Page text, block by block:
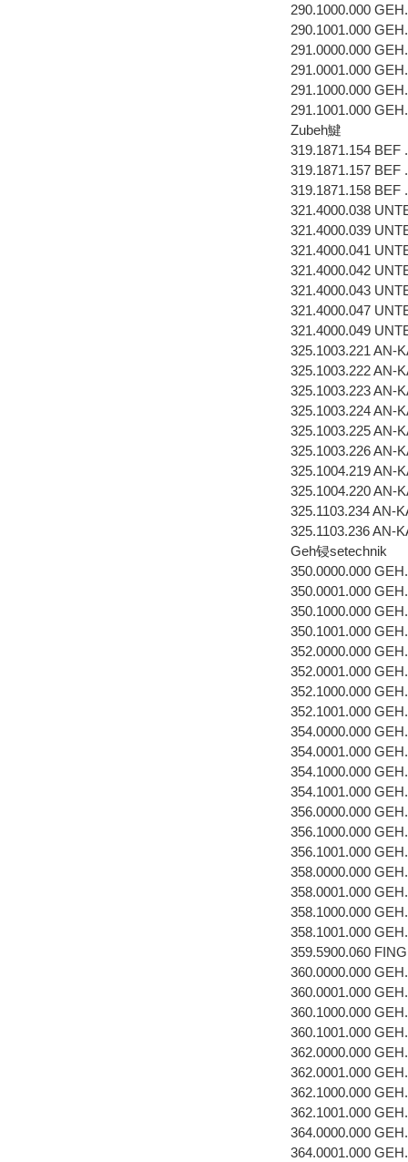
290.1000.000
290.1001.000
291.0000.000
291.0001.000
291.1000.000
291.1001.000
Zubeh鰎
319.1871.154
319.1871.157
319.1871.158
321.4000.038
321.4000.039
321.4000.041
321.4000.042
321.4000.043
321.4000.047
321.4000.049
325.1003.221 AN-
325.1003.222 AN-
325.1003.223 AN-
325.1003.224 AN-
325.1003.225 AN-
325.1003.226 AN-
325.1004.219 AN-
325.1004.220 AN-
325.1103.234 AN-
325.1103.236 AN-
Geh锓setechnik
350.0000.000
350.0001.000
350.1000.000
350.1001.000
352.0000.000
352.0001.000
352.1000.000
352.1001.000
354.0000.000
354.0001.000
354.1000.000
354.1001.000
356.0000.000
356.1000.000
356.1001.000
358.0000.000
358.0001.000
358.1000.000
358.1001.000
359.5900.060
360.0000.000
360.0001.000
360.1000.000
360.1001.000
362.0000.000
362.0001.000
362.1000.000
362.1001.000
364.0000.000
364.0001.000